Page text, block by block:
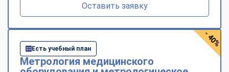
Оставить заявку
Есть учебный план
Метрология медицинского
- 40%